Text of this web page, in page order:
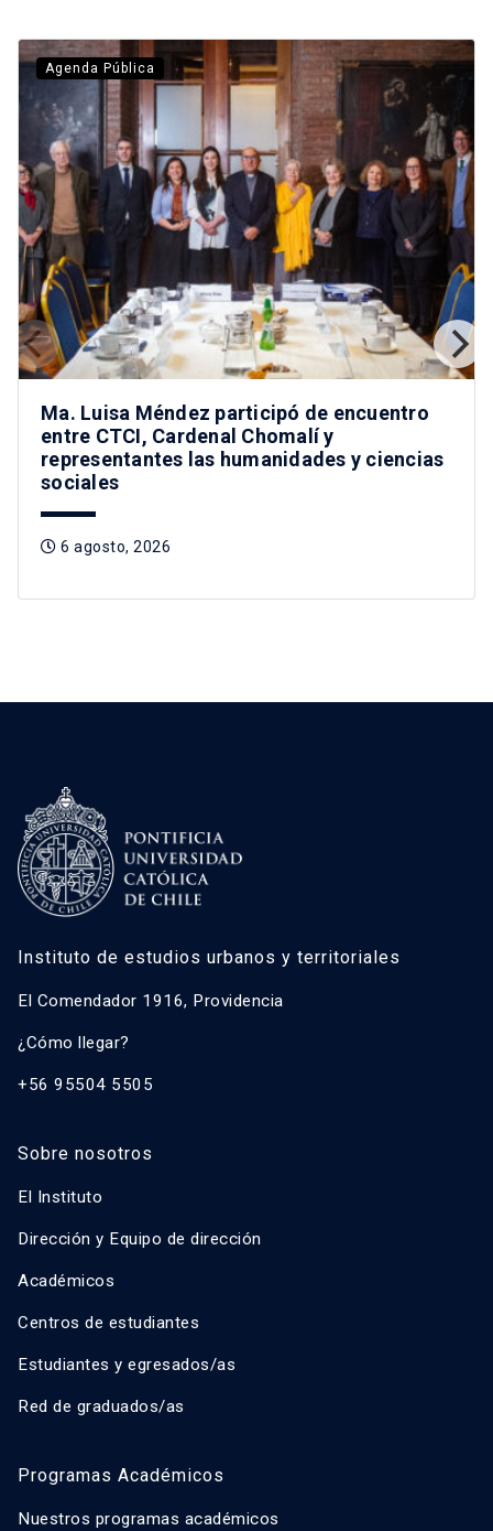
Agenda Pública
Ma. Luisa Méndez participó de encuentro
entre CTCI, Cardenal Chomalí y
representantes las humanidades y ciencias
sociales
6 agosto, 2026
Instituto de estudios urbanos y territoriales
El Comendador 1916, Providencia
¿Cómo llegar?
+56 95504 5505
Sobre nosotros
El Instituto
Dirección y Equipo de dirección
Académicos
Centros de estudiantes
Estudiantes y egresados/as
Red de graduados/as
Programas Académicos
Nuestros programas académicos